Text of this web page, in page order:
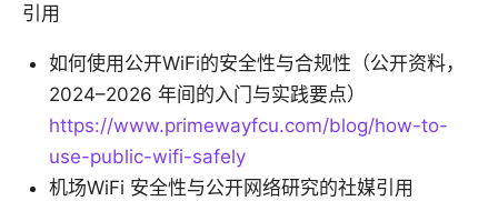
引用
如何使用公开WiFi的安全性与合规性（公开资料，
2024–2026 年间的入门与实践要点）
https://www.primewayfcu.com/blog/how-to-
use-public-wifi-safely
机场WiFi 安全性与公开网络研究的社媒引用